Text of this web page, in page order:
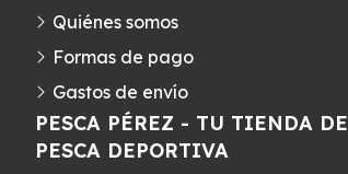
PESCA PÉREZ - TU TIENDA DE
PESCA DEPORTIVA
Quiénes somos
Formas de pago
Gastos de envío